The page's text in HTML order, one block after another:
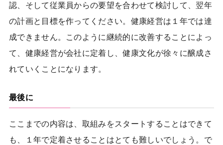
認、そして従業員からの要望を合わせて検討して、翌年
の計画と目標を作ってください。健康経営は１年では達
成できません。このように継続的に改善することによっ
て、健康経営が会社に定着し、健康文化が徐々に醸成さ
れていくことになります。
最後に
ここまでの内容は、取組みをスタートすることはできて
も、１年で定着させることはとても難しいでしょう。で